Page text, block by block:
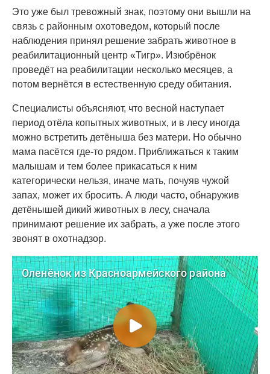
Это уже был тревожный знак, поэтому они вышли на
связь с районным охотоведом, который после
наблюдения принял решение забрать животное в
реабилитационный центр «Тигр». Изюбрёнок
проведёт на реабилитации несколько месяцев, а
потом вернётся в естественную среду обитания.
Специалисты объясняют, что весной наступает
период отёла копытных животных, и в лесу иногда
можно встретить детёныша без матери. Но обычно
мама пасётся где-то рядом. Приближаться к таким
малышам и тем более прикасаться к ним
категорически нельзя, иначе мать, почуяв чужой
запах, может их бросить. А люди часто, обнаружив
детёнышей дикий животных в лесу, сначала
принимают решение их забрать, а уже после этого
звонят в охотнадзор.